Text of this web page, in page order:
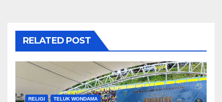
RELATED POST
RELIGI TELUK WONDAMA